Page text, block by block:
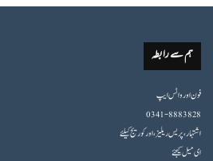
ہم سے رابطہ
فون اورواٹس ایپ
0341-8883828
اشتہار،پریس ریلیز، اور کوریج کیلئے
ای میل کیجئے